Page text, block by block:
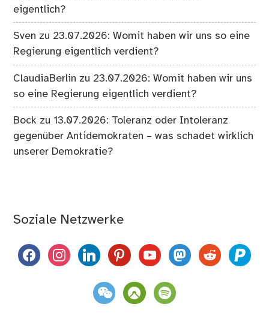
eigentlich?
Sven zu 23.07.2026: Womit haben wir uns so eine
Regierung eigentlich verdient?
ClaudiaBerlin zu 23.07.2026: Womit haben wir uns
so eine Regierung eigentlich verdient?
Bock zu13.07.2026: Toleranz oder Intoleranz
gegenüber Antidemokraten – was schadet wirklich
unserer Demokratie?
Soziale Netzwerke
facebookinstagramlinkedinpinterestyoutubemastodon
reddit paypal
weixin komootspotify